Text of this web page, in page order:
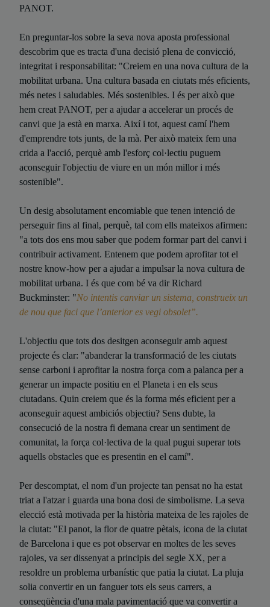
PANOT.
En preguntar-los sobre la seva nova aposta professional
descobrim que es tracta d'una decisió plena de convicció,
integritat i responsabilitat: "Creiem en una nova cultura de la
mobilitat urbana. Una cultura basada en ciutats més eficients,
més netes i saludables. Més sostenibles. I és per això que
hem creat PANOT, per a ajudar a accelerar un procés de
canvi que ja està en marxa. Així i tot, aquest camí l'hem
d'emprendre tots junts, de la mà. Per això mateix fem una
crida a l'acció, perquè amb l'esforç col·lectiu puguem
aconseguir l'objectiu de viure en un món millor i més
sostenible".
Un desig absolutament encomiable que tenen intenció de
perseguir fins al final, perquè, tal com ells mateixos afirmen:
"a tots dos ens mou saber que podem formar part del canvi i
contribuir activament. Entenem que podem aprofitar tot el
nostre know-how per a ajudar a impulsar la nova cultura de
mobilitat urbana. I és que com bé va dir Richard
Buckminster: "No intentis canviar un sistema, construeix un
de nou que faci que l’anterior es vegi obsolet”.
L'objectiu que tots dos desitgen aconseguir amb aquest
projecte és clar: "abanderar la transformació de les ciutats
sense carboni i aprofitar la nostra força com a palanca per a
generar un impacte positiu en el Planeta i en els seus
ciutadans. Quin creiem que és la forma més eficient per a
aconseguir aquest ambiciós objectiu? Sens dubte, la
consecució de la nostra fi demana crear un sentiment de
comunitat, la força col·lectiva de la qual pugui superar tots
aquells obstacles que es presentin en el camí".
Per descomptat, el nom d'un projecte tan pensat no ha estat
triat a l'atzar i guarda una bona dosi de simbolisme. La seva
elecció està motivada per la història mateixa de les rajoles de
la ciutat: "El panot, la flor de quatre pètals, icona de la ciutat
de Barcelona i que es pot observar en moltes de les seves
rajoles, va ser dissenyat a principis del segle XX, per a
resoldre un problema urbanístic que patia la ciutat. La pluja
solia convertir en un fanguer tots els seus carrers, a
conseqüència d'una mala pavimentació que va convertir a